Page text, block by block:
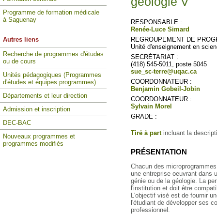
Programme de formation médicale
à Saguenay
Autres liens
Recherche de programmes d'études
ou de cours
Unités pédagogiques (Programmes
d'études et équipes programmes)
Départements et leur direction
Admission et inscription
DEC-BAC
Nouveaux programmes et
programmes modifiés
RESPONSABLE :
Renée-Luce Simard
REGROUPEMENT DE
Unité d'enseignement en
SECRÉTARIAT :
(418) 545-5011, poste 5045
sue_sc-terre@uqac.ca
COORDONNATEUR :
Benjamin Gobeil-Jobin
COORDONNATEUR :
Sylvain Morel
GRADE :
Tiré à partincluant la
PRÉSENTATION
Chacun des
une entreprise oeuvrant dans
génie ou de la géologie. La
l'institution et doit être
L'objectif visé est de fournir
l'étudiant de développer ses
professionnel.